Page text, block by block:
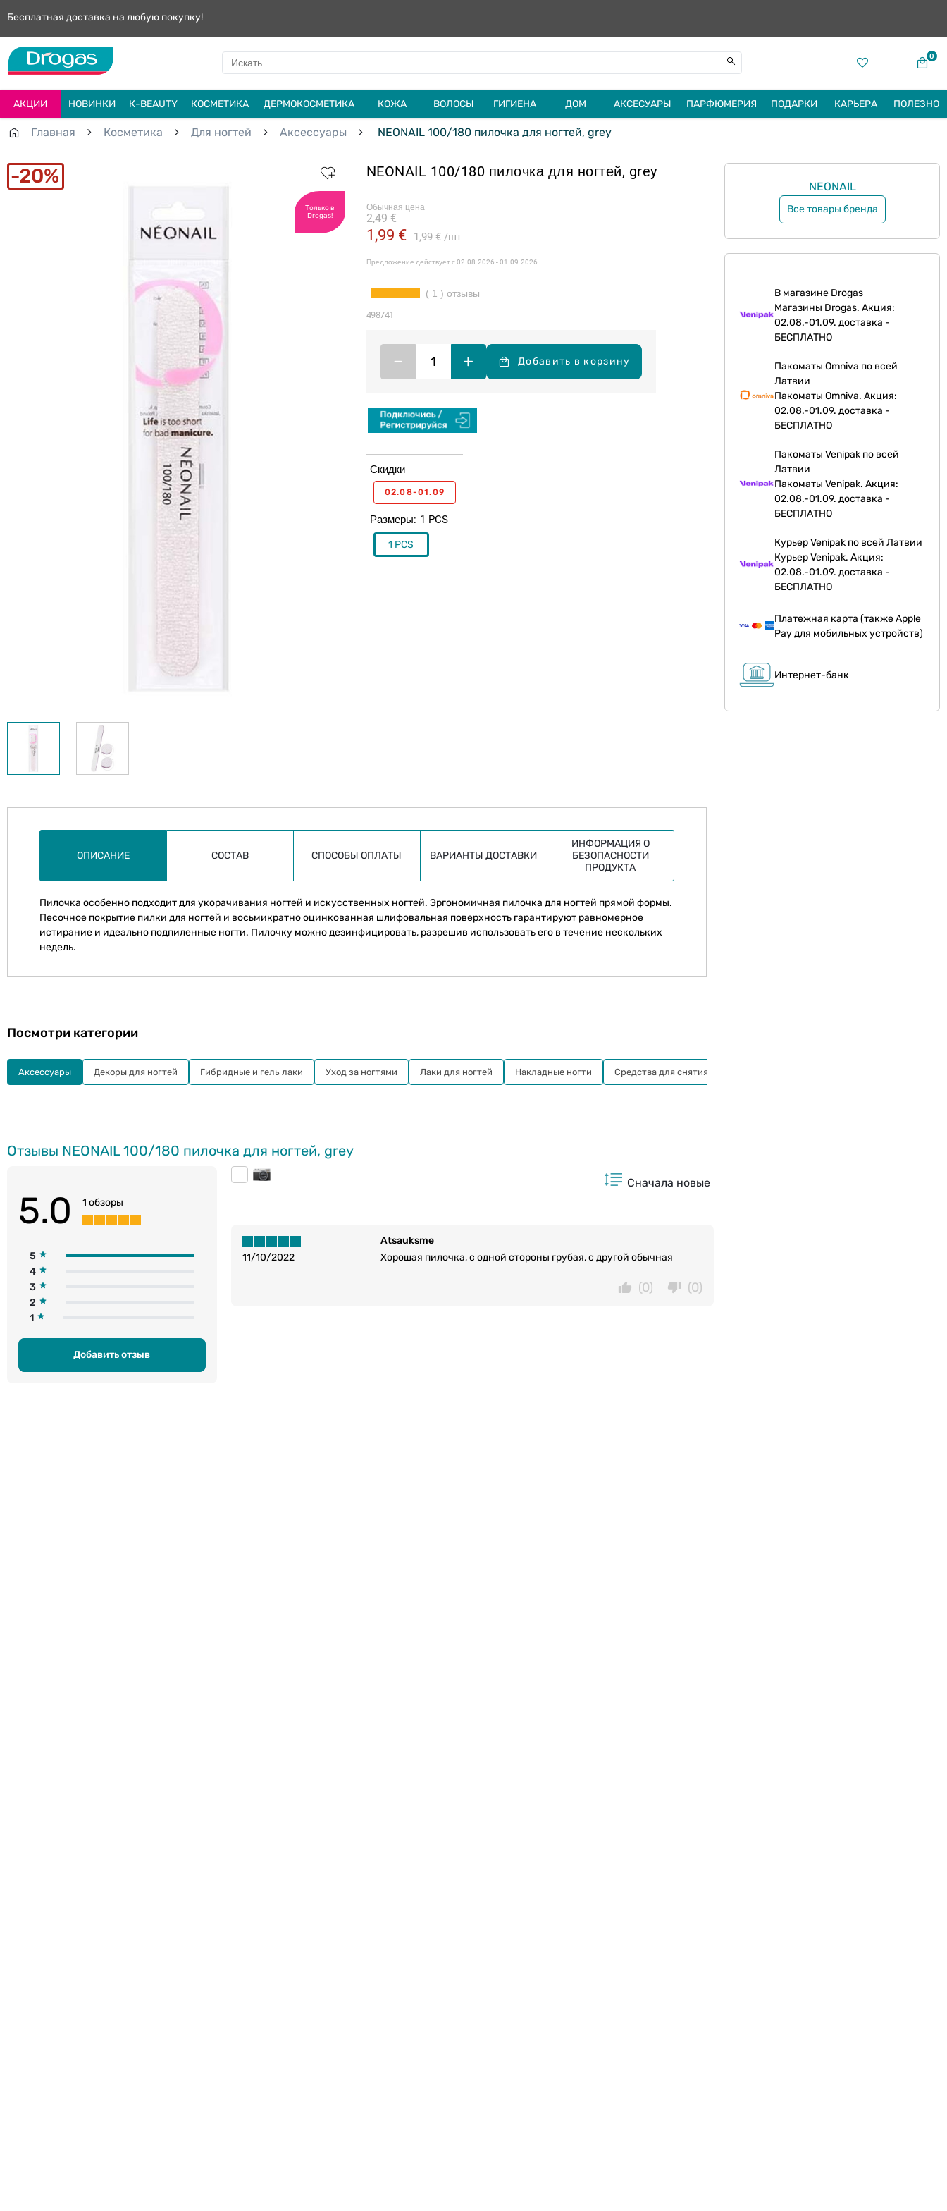
Бесплатная доставка на любую покупку!
0
АКЦИИ НОВИНКИ К-BEAUTY КОСМЕТИКА ДЕРМОКОСМЕТИКА КОЖА ВОЛОСЫ ГИГИЕНА ДОМ АКСЕСУАРЫ ПАРФЮМЕРИЯ ПОДАРКИ КАРЬЕРА ПОЛЕЗНО
Главная Косметика Для ногтей Aксессуары NEONAIL 100/180 пилочка для ногтей, grey
20%
Только в
Drogas!
NEONAIL 100/180 пилочка для ногтей, grey
Обычная цена
1,99 € 1,99 € шт
2,49 €
Предложение действует с02.08.2026 - 01.09.2026
( 1 ) отзывы
498741
Размеры 1 PCS
1 PCS
– + Добавить в корзину
Скидки
02.08-01.09
NEONAIL
Все товары бренда
В магазине Drogas
Магазины Drogas. Акция:
02.08.-01.09. доставка -
БЕСПЛАТНО
Пакоматы Omniva по всей
Латвии
Пакоматы Omniva. Акция:
02.08.-01.09. доставка -
БЕСПЛАТНО
Пакоматы Venipak по всей
Латвии
Пакоматы Venipak. Акция:
02.08.-01.09. доставка -
БЕСПЛАТНО
Курьер Venipak по всей Латвии
Курьер Venipak. Акция:
02.08.-01.09. доставка -
БЕСПЛАТНО
Платежная карта (также Apple
Pay для мобильных устройств)
Интернет-банк
ОПИСАНИЕ СОСТАВ СПОСОБЫ ОПЛАТЫ ВАРИАНТЫ ДОСТАВКИ
ИНФОРМАЦИЯ О
БЕЗОПАСНОСТИ
ПРОДУКТА
Пилочка особенно подходит для укорачивания ногтей и искусственных ногтей. Эргономичная пилочка для ногтей прямой формы.
Песочное покрытие пилки для ногтей и восьмикратно оцинкованная шлифовальная поверхность гарантируют равномерное
истирание и идеально подпиленные ногти. Пилочку можно дезинфицировать, разрешив использовать его в течение нескольких
недель.
Отзывы NEONAIL 100/180 пилочка для ногтей, grey
5.0 1 обзоры
5
4
3
2
1
Добавить отзыв
Сначала новые
11/10/2022
Atsauksme
Хорошая пилочка, с одной стороны грубая, с другой обычная
(0)
(0)
Посмотри категории
Aксессуары Декоры для ногтей Гибридные и гель лаки Уход за ногтями Лаки для ногтей Накладные ногти Средства для снятия лаков